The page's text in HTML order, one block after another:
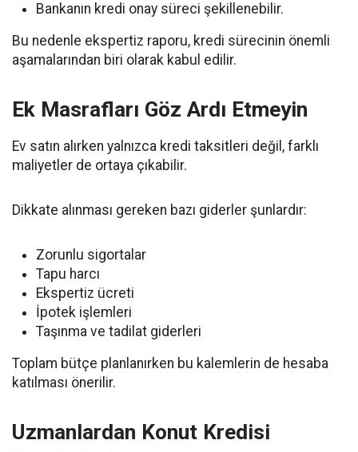
Bankanın kredi onay süreci şekillenebilir.
Bu nedenle ekspertiz raporu, kredi sürecinin önemli
aşamalarından biri olarak kabul edilir.
Ek Masrafları Göz Ardı Etmeyin
Ev satın alırken yalnızca kredi taksitleri değil, farklı
maliyetler de ortaya çıkabilir.
Dikkate alınması gereken bazı giderler şunlardır:
Zorunlu sigortalar
Tapu harcı
Ekspertiz ücreti
İpotek işlemleri
Taşınma ve tadilat giderleri
Toplam bütçe planlanırken bu kalemlerin de hesaba
katılması önerilir.
Uzmanlardan Konut Kredisi